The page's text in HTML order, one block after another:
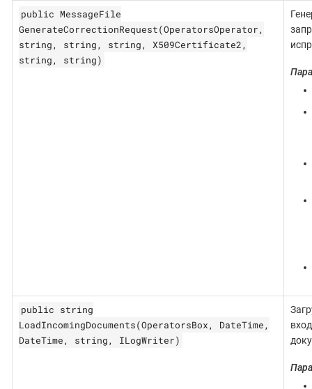
public MessageFile
GenerateCorrectionRequest(OperatorsOperator,
string, string, string, X509Certificate2,
string, string)
public string
LoadIncomingDocuments(OperatorsBox, DateTime,
DateTime, string, ILogWriter)